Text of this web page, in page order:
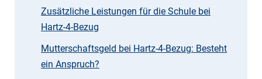
Zusätzliche Leistungen für die Schule bei
Hartz-4-Bezug
Mutterschaftsgeld bei Hartz-4-Bezug: Besteht
ein Anspruch?